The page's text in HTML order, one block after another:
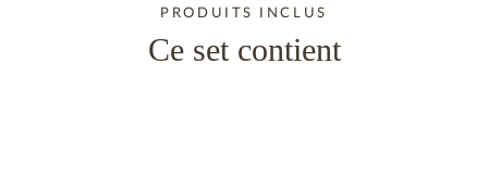
PRODUITS INCLUS
Ce set contient